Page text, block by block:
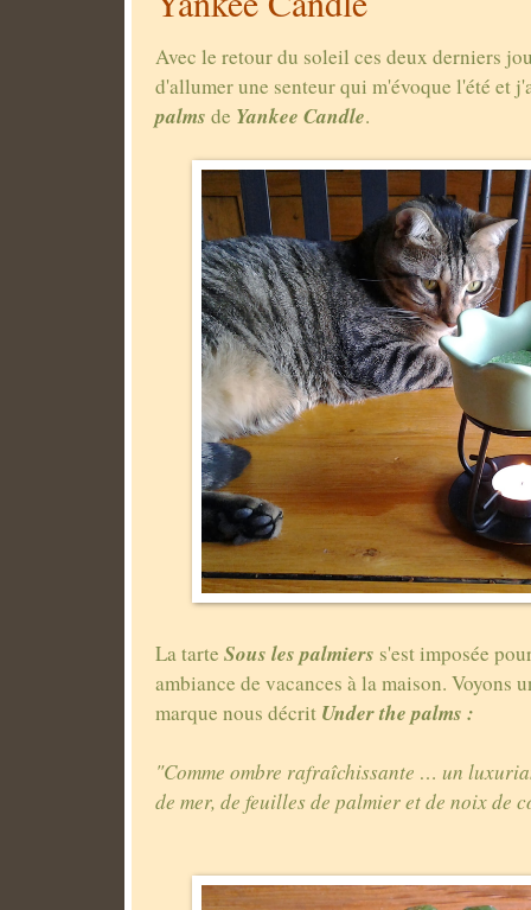
Avec le retour du soleil ces deux derniers
d'allumer une senteur qui m'évoque l'été et
palms de Yankee Candle.
La tarte Sous les palmiers s'est imposée
ambiance de vacances à la maison. Voyons
marque nous décrit Under the palms :
"Comme ombre rafraîchissante … un
de mer, de feuilles de palmier et de noix de